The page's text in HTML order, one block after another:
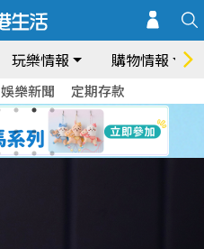
玩樂情報 購物情報
娛樂新聞 定期存款